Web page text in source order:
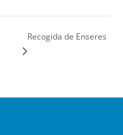
Recogida de Enseres